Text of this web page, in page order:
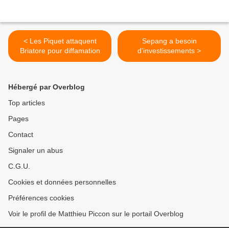
< Les Piquet attaquent
Briatore pour diffamation
Sepang a besoin
d'investissements >
Hébergé par Overblog
Top articles
Pages
Contact
Signaler un abus
C.G.U.
Cookies et données personnelles
Préférences cookies
Voir le profil de Matthieu Piccon sur le portail Overblog